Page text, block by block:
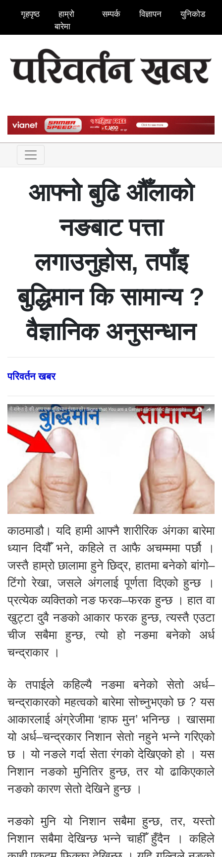
गृहपृष्ठ
हाम्रो
बारेमा
सम्पर्क विज्ञापन युनिकोड
आफ्नो बुढि औँलाको
नङबाट पत्ता
लगाउनुहोस, तपाँइ
बुद्धिमान कि सामान्य ?
वैज्ञानिक अनुसन्धान
परिवर्तन खबर
काठमाडौ। यदि हामी आफ्नै शारीरिक अंगका बारेमा
ध्यान दियौँ भने, कहिले त आफै अचम्ममा पर्छौ ।
जस्तै हाम्रो छालामा हुने छिद्र, हातमा बनेको बांगो–
टिंगो रेखा, जसले अंगलाई पूर्णता दिएको हुन्छ ।
प्रत्येक व्यक्तिको नङ फरक–फरक हुन्छ । हात वा
खुट्टा दुवै नङको आकार फरक हुन्छ, त्यस्तै एउटा
चीज सबैमा हुन्छ, त्यो हो नङमा बनेको अर्ध
चन्द्राकार ।
के तपाईले कहिल्यै नङमा बनेको सेतो अर्ध–
चन्द्राकारको महत्वको बारेमा सोच्नुभएको छ ? यस
आकारलाई अंग्रेजीमा ‘हाफ मुन’ भनिन्छ । खासमा
यो अर्ध–चन्द्रकार निशान सेतो नहुने भन्ने गरिएको
छ । यो नङले गर्दा सेता रंगको देखिएको हो । यस
निशान नङको मुनितिर हुन्छ, तर यो ढाकिएकाले
नङको कारण सेतो देखिने हुन्छ ।
नङको मुनि यो निशान सबैमा हुन्छ, तर, यस्तो
निशान सबैमा देखिन्छ भन्ने चाहीँ हुँदैन । कहिले